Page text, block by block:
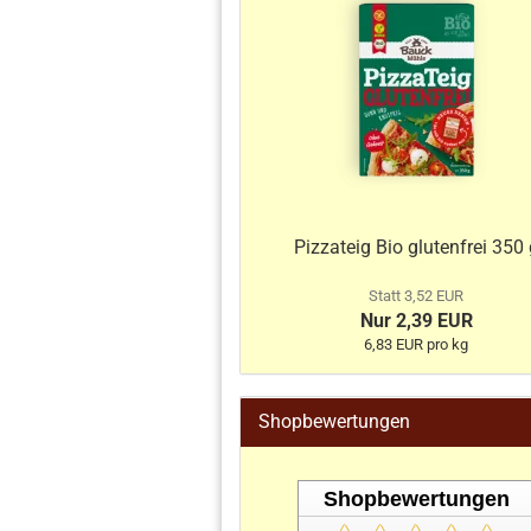
Pizzateig Bio glutenfrei 350
Statt 3,52 EUR
Nur 2,39 EUR
6,83 EUR pro kg
Shopbewertungen
Shopbewertungen